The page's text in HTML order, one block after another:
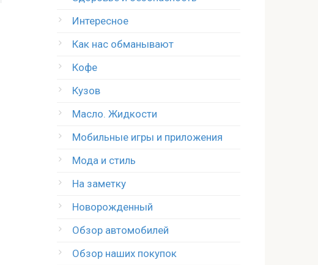
Интересное
Как нас обманывают
Кофе
Кузов
Масло. Жидкости
Мобильные игры и приложения
Мода и стиль
На заметку
Новорожденный
Обзор автомобилей
Обзор наших покупок